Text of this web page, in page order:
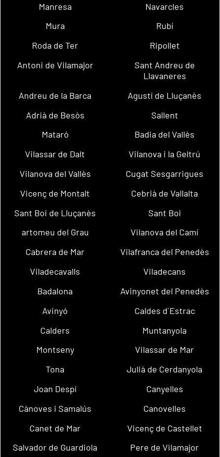
Manresa
Navarcles
Mura
Rubí
Roda de Ter
Ripollet
Antoni de Vilamajor
Sant Andreu de
Llavaneres
Andreu de la Barca
Agustí de Lluçanès
Adrià de Besòs
Sallent
Mataró
Badia del Vallès
Vilassar de Dalt
Vilanova i la Geltrú
Vilanova del Vallès
Cugat Sesgarrigues
Vicenç de Montalt
Cebrià de Vallalta
Sant Boi de Lluçanès
Sant Boi
artomeu del Grau
Vilanova del Camí
Cabrera de Mar
Vilafranca del Penedès
Viladecavalls
Viladecans
Badalona
Avinyonet del Penedès
Avinyó
Caldes d´Estrac
Calders
Muntanyola
Montseny
Vilassar de Mar
Tona
Julià de Cerdanyola
Joan Despí
Canyelles
Cànoves i Samalús
Canovelles
Canet de Mar
Vicenç de Castellet
Salvador de Guardiola
Pere de Vilamajor